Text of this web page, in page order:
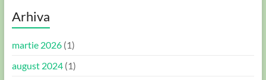
Arhiva
martie 2026(1)
august 2024(1)